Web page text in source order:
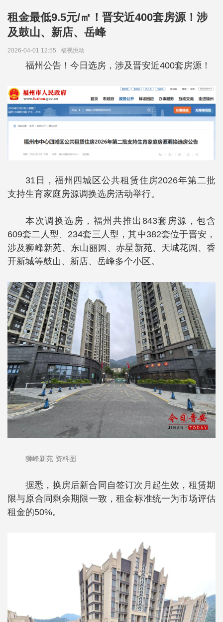
租金最低9.5元/㎡！晋安近400套房源！涉
及鼓山、新店、岳峰
2026-04-01 12:55 福视悦动
福州公告！今日选房，涉及晋安近400套房源！
31日，福州四城区公共租赁住房2026年第二批
支持生育家庭房源调换选房活动举行。
本次调换选房，福州共推出843套房源，包含
609套二人型、234套三人型，其中382套位于晋安，
涉及狮峰新苑、东山丽园、赤星新苑、天城花园、香
开新城等鼓山、新店、岳峰多个小区。
狮峰新苑 资料图
据悉，换房后新合同自签订次月起生效，租赁期
限与原合同剩余期限一致，租金标准统一为市场评估
租金的50%。